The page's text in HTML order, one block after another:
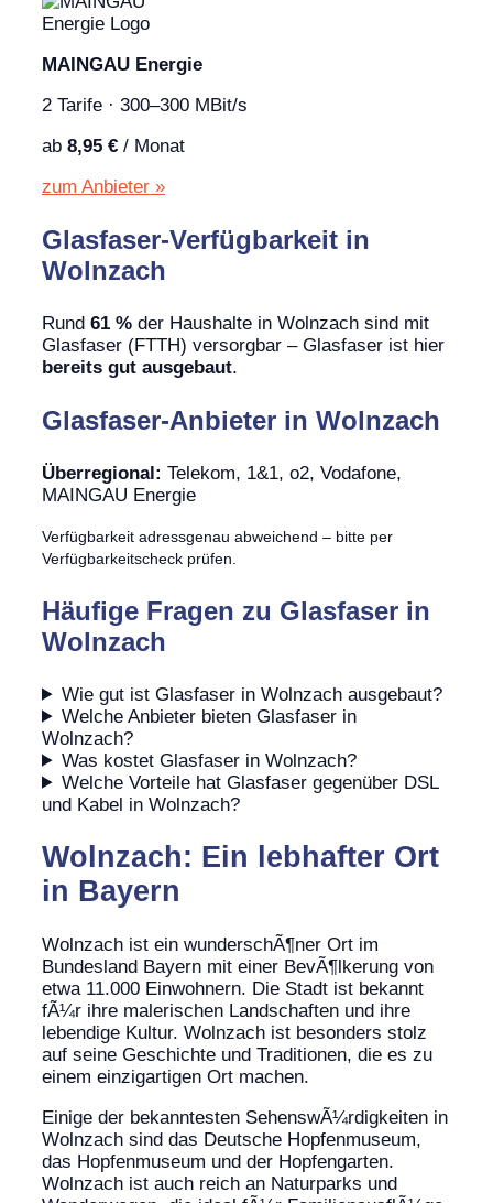
MAINGAU Energie
2 Tarife · 300–300 MBit/s
ab 8,95 € / Monat
zum Anbieter »
Glasfaser-Verfügbarkeit in
Wolnzach
Rund 61 % der Haushalte in Wolnzach sind mit
Glasfaser (FTTH) versorgbar – Glasfaser ist hier
bereits gut ausgebaut.
Glasfaser-Anbieter in Wolnzach
Überregional: Telekom, 1&1, o2, Vodafone,
MAINGAU Energie
Verfügbarkeit adressgenau abweichend – bitte per
Verfügbarkeitscheck prüfen.
Häufige Fragen zu Glasfaser in
Wolnzach
Wie gut ist Glasfaser in Wolnzach ausgebaut?
Welche Anbieter bieten Glasfaser in
Wolnzach?
Was kostet Glasfaser in Wolnzach?
Welche Vorteile hat Glasfaser gegenüber DSL
und Kabel in Wolnzach?
Wolnzach: Ein lebhafter Ort
in Bayern
Wolnzach ist ein wunderschÃ¶ner Ort im
Bundesland Bayern mit einer BevÃ¶lkerung von
etwa 11.000 Einwohnern. Die Stadt ist bekannt
fÃ¼r ihre malerischen Landschaften und ihre
lebendige Kultur. Wolnzach ist besonders stolz
auf seine Geschichte und Traditionen, die es zu
einem einzigartigen Ort machen.
Einige der bekanntesten SehenswÃ¼rdigkeiten in
Wolnzach sind das Deutsche Hopfenmuseum,
das Hopfenmuseum und der Hopfengarten.
Wolnzach ist auch reich an Naturparks und